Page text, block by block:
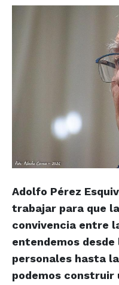
Adolfo Pérez
trabajar para que
convivencia entre
entendemos
personales hasta
podemos construir